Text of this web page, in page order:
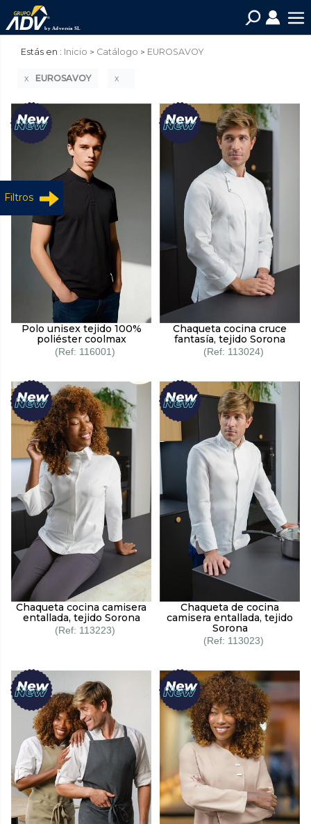
Estás en : Inicio Catálogo EUROSAVOY
Filtros
EUROSAVOY
Polo unisex tejido 100%
poliéster coolmax
116001
Chaqueta cocina cruce
fantasía, tejido Sorona
113024
Chaqueta cocina camisera
entallada, tejido Sorona
113223
Chaqueta de cocina
camisera entallada, tejido
Sorona
113023